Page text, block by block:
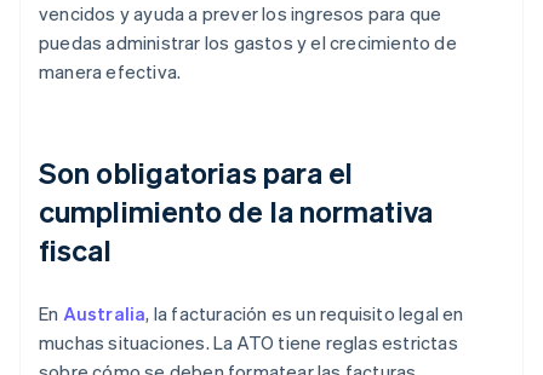
vencidos y ayuda a prever los ingresos para que
puedas administrar los gastos y el crecimiento de
manera efectiva.
Son obligatorias para el
cumplimiento de la normativa
fiscal
En Australia, la facturación es un requisito legal en
muchas situaciones. La ATO tiene reglas estrictas